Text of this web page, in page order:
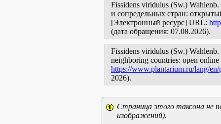
Fissidens viridulus (Sw.)
и сопредельных стран:
[Электронный ресурс] URL:
(дата обращения: 07.08.2026).
Fissidens viridulus (Sw.)
neighboring countries: open
https://www.plantarium.ru/lang/
2026).
Страница этого таксона не
изображений).